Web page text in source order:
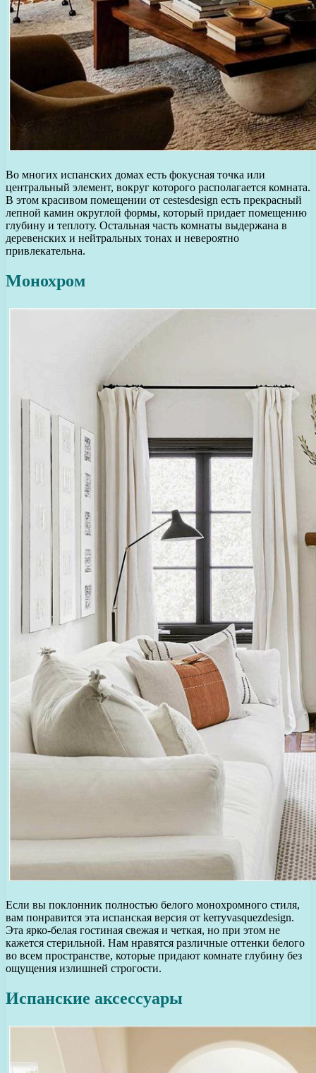
Во многих испанских домах есть фокусная точка или
центральный элемент, вокруг которого располагается комната.
В этом красивом помещении от cestesdesign есть прекрасный
лепной камин округлой формы, который придает помещению
глубину и теплоту. Остальная часть комнаты выдержана в
деревенских и нейтральных тонах и невероятно
привлекательна.
Монохром
Если вы поклонник полностью белого монохромного стиля,
вам понравится эта испанская версия от kerryvasquezdesign.
Эта ярко-белая гостиная свежая и четкая, но при этом не
кажется стерильной. Нам нравятся различные оттенки белого
во всем пространстве, которые придают комнате глубину без
ощущения излишней строгости.
Испанские аксессуары